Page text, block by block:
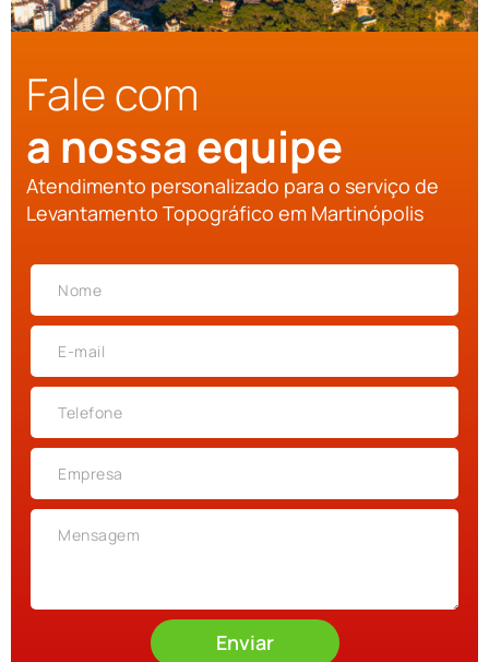
Fale com
a nossa equipe
Atendimento personalizado para o serviço de
Levantamento Topográfico em Martinópolis
Enviar